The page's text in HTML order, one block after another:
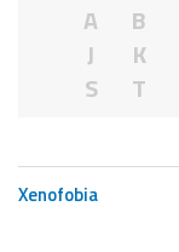
A B
J
K
S
T
Xenofobia